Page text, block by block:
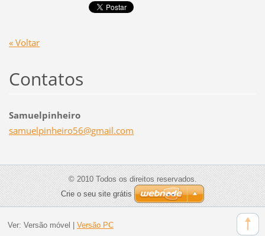
« Voltar
Contatos
Samuelpinheiro
samuelpinheiro56@gmail.com
© 2010 Todos os direitos reservados.
Crie o seu site grátis
Ver: Versão móvel Versão PC